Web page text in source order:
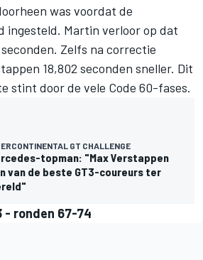
was voordat de
ingesteld. Martin verloor op dat
Zelfs na correctie
18,802 seconden sneller. Dit
stint door de vele Code 60-fases.
GT CHALLENGE
topman: "Max Verstappen
van de beste GT3-coureurs ter
ronden 67-74